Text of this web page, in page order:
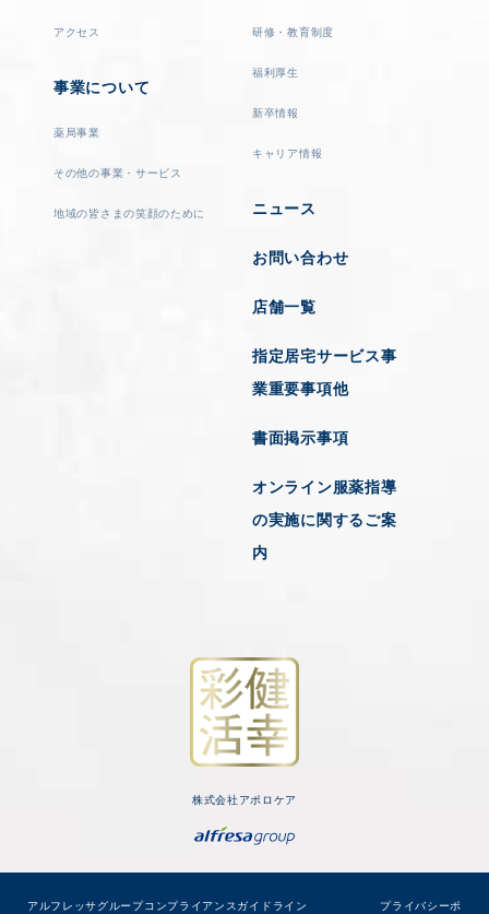
アクセス
事業について
薬局事業
その他の事業・サービス
地域の皆さまの笑顔のために
研修・教育制度
福利厚生
新卒情報
キャリア情報
ニュース
お問い合わせ
店舗一覧
指定居宅サービス事
業重要事項他
書面掲示事項
オンライン服薬指導
の実施に関するご案
内
株式会社アポロケア
アルフレッサグループコンプライアンスガイドライン プライバシーポ